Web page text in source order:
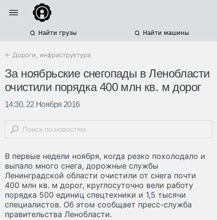
Найти грузы Найти машины
← Дороги, инфраструктура
За ноябрьские снегопады в Ленобласти
очистили порядка 400 млн кв. м дорог
14:30, 22 Ноября 2016
В первые недели ноября, когда резко похолодало и
выпало много снега, дорожные службы
Ленинградской области очистили от снега почти
400 млн кв. м дорог, круглосуточно вели работу
порядка 500 единиц спецтехники и 1,5 тысячи
специалистов. Об этом сообщает пресс-служба
правительства Ленобласти.